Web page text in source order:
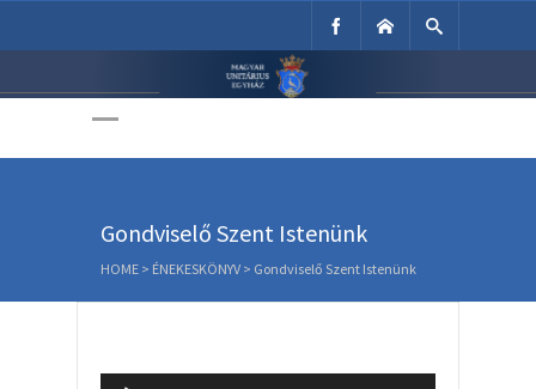
Unitárius Egyház
Gondviselő Szent Istenünk
HOME > ÉNEKESKÖNYV > Gondviselő Szent Istenünk
Audio